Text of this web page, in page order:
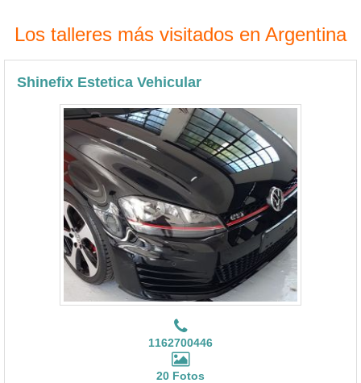
Los talleres más visitados en Argentina
Shinefix Estetica Vehicular
1162700446
20 Fotos